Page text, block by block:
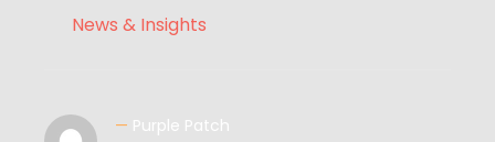
News & Insights
— Purple Patch